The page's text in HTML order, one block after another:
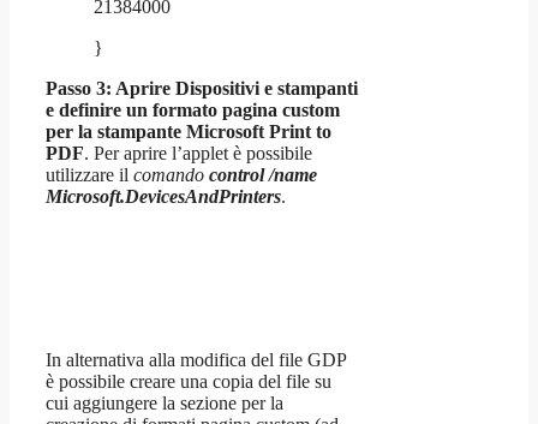
21384000
}
Passo 3: Aprire Dispositivi e stampanti
e definire un formato pagina custom
per la stampante Microsoft Print to
PDF. Per aprire l’applet è possibile
utilizzare il comando control /name
Microsoft.DevicesAndPrinters.
In alternativa alla modifica del file GDP
è possibile creare una copia del file su
cui aggiungere la sezione per la